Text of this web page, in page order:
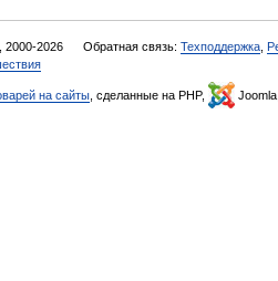
2000-2026 Обратная связь: Техподдержка
на сайты , сделанные на PHP, Joomla,